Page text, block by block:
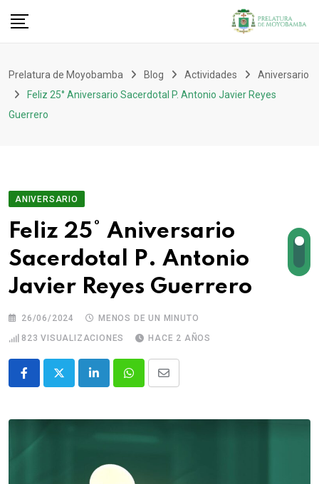
Prelatura de Moyobamba Blog Actividades
Aniversario
Feliz 25° Aniversario Sacerdotal P. Antonio Javier Reyes
Guerrero
ANIVERSARIO
Feliz 25° Aniversario
Sacerdotal P. Antonio
Javier Reyes Guerrero
26/06/2024
MENOS DE UN MINUTO
823 VISUALIZACIONES HACE 2 AÑOS